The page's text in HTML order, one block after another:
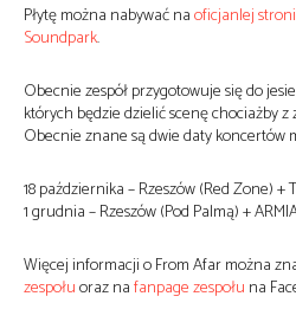
Płytę można nabywać naoficjanlej
Soundpark.
Obecnie zespół przygotowuje się do
których będzie dzielić scenę chociażby z
Obecnie znane są dwie daty koncertów
18 października – Rzeszów (Red Zone) +
1 grudnia – Rzeszów (Pod Palmą) +
Więcej informacji o From Afar można
zespołuoraz nafanpage zespołu na